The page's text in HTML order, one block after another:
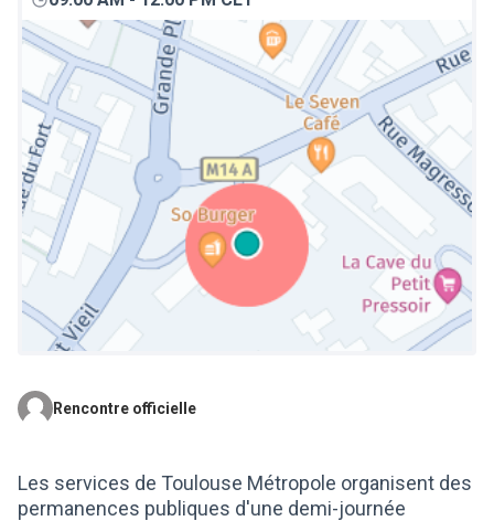
(Lien externe)
Rencontre officielle
Les services de Toulouse Métropole organisent des
permanences publiques d'une demi-journée